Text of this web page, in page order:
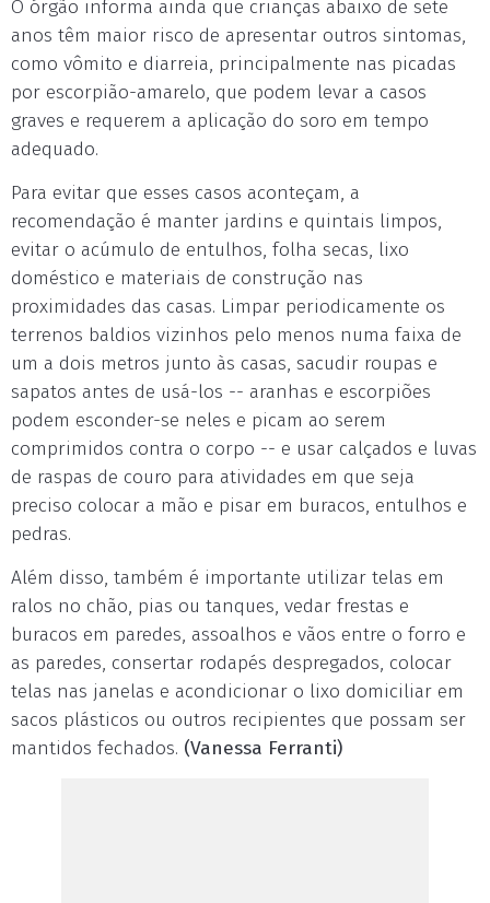
O órgão informa ainda que crianças abaixo de sete
anos têm maior risco de apresentar outros sintomas,
como vômito e diarreia, principalmente nas picadas
por escorpião-amarelo, que podem levar a casos
graves e requerem a aplicação do soro em tempo
adequado.
Para evitar que esses casos aconteçam, a
recomendação é manter jardins e quintais limpos,
evitar o acúmulo de entulhos, folha secas, lixo
doméstico e materiais de construção nas
proximidades das casas. Limpar periodicamente os
terrenos baldios vizinhos pelo menos numa faixa de
um a dois metros junto às casas, sacudir roupas e
sapatos antes de usá-los -- aranhas e escorpiões
podem esconder-se neles e picam ao serem
comprimidos contra o corpo -- e usar calçados e luvas
de raspas de couro para atividades em que seja
preciso colocar a mão e pisar em buracos, entulhos e
pedras.
Além disso, também é importante utilizar telas em
ralos no chão, pias ou tanques, vedar frestas e
buracos em paredes, assoalhos e vãos entre o forro e
as paredes, consertar rodapés despregados, colocar
telas nas janelas e acondicionar o lixo domiciliar em
sacos plásticos ou outros recipientes que possam ser
mantidos fechados. (Vanessa Ferranti)